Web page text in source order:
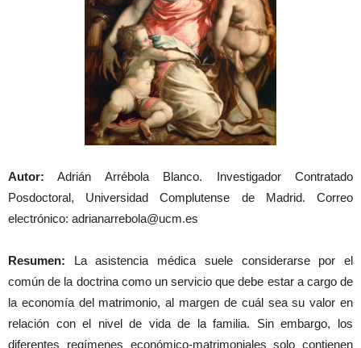
Autor: Adrián Arrébola Blanco. Investigador Contratado
Posdoctoral, Universidad Complutense de Madrid. Correo
electrónico: adrianarrebola@ucm.es
Resumen: La asistencia médica suele considerarse por el
común de la doctrina como un servicio que debe estar a cargo de
la economía del matrimonio, al margen de cuál sea su valor en
relación con el nivel de vida de la familia. Sin embargo, los
diferentes regímenes económico-matrimoniales solo contienen